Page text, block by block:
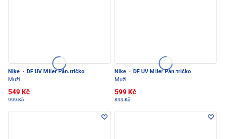
Nike · DF UV Miler Pán.tričko
Muži
549 Kč
999 Kč
Nike · DF UV Miler Pán.tričko
Muži
599 Kč
899 Kč